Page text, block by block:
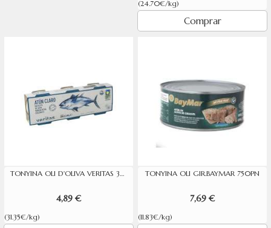
(24.70€/kg)
Comprar
TONYINA OLI D'OLIVA VERITAS 3X52G
4,89 €
(31.35€/kg)
TONYINA OLI GIR.BAYMAR 750PN
7,69 €
(11.83€/kg)